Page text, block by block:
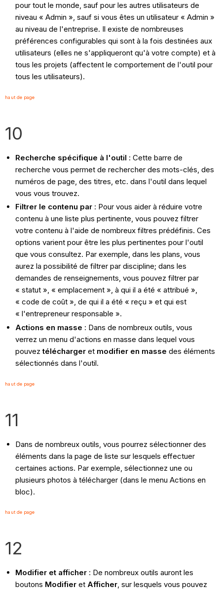
pour tout le monde, sauf pour les autres utilisateurs de
niveau « Admin », sauf si vous êtes un utilisateur « Admin »
au niveau de l'entreprise. Il existe de nombreuses
préférences configurables qui sont à la fois destinées aux
utilisateurs (elles ne s'appliqueront qu'à votre compte) et à
tous les projets (affectent le comportement de l'outil pour
tous les utilisateurs).
haut de page
10
Recherche spécifique à l'outil : Cette barre de
recherche vous permet de rechercher des mots-clés, des
numéros de page, des titres, etc. dans l'outil dans lequel
vous vous trouvez.
Filtrer le contenu par : Pour vous aider à réduire votre
contenu à une liste plus pertinente, vous pouvez filtrer
votre contenu à l'aide de nombreux filtres prédéfinis. Ces
options varient pour être les plus pertinentes pour l'outil
que vous consultez. Par exemple, dans les plans, vous
aurez la possibilité de filtrer par discipline; dans les
demandes de renseignements, vous pouvez filtrer par
« statut », « emplacement », à qui il a été « attribué »,
« code de coût », de qui il a été « reçu » et qui est
« l'entrepreneur responsable ».
Actions en masse : Dans de nombreux outils, vous
verrez un menu d'actions en masse dans lequel vous
pouveztélécharger et modifier en masse des éléments
sélectionnés dans l'outil.
haut de page
11
Dans de nombreux outils, vous pourrez sélectionner des
éléments dans la page de liste sur lesquels effectuer
certaines actions. Par exemple, sélectionnez une ou
plusieurs photos à télécharger (dans le menu Actions en
bloc).
haut de page
12
Modifier et afficher : De nombreux outils auront les
boutons Modifier et Afficher, sur lesquels vous pouvez